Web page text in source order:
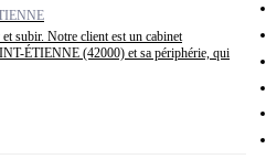
subir. Notre client est un cabinet
ÉTIENNE (42000) et sa périphérie, qui